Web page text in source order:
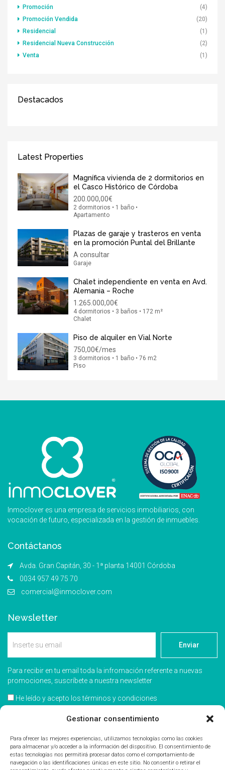
Gestionar consentimiento
Para ofrecer las mejores experiencias, utilizamos tecnologías como las cookies
para almacenar y/o acceder a la información del dispositivo. El consentimiento de
estas tecnologías nos permitirá procesar datos como el comportamiento de
navegación o las identificaciones únicas en este sitio. No consentir o retirar el
Promoción
(4)
Promoción Vendida
(20)
Residencial
(1)
Residencial Nueva Construcción
(2)
Venta
(1)
Destacados
Latest Properties
Magnífica vivienda de 2 dormitorios en
el Casco Histórico de Córdoba
200.000,00€
2 dormitorios • 1 baño •
Apartamento
Plazas de garaje y trasteros en venta
en la promoción Puntal del Brillante
A consultar
Garaje
Chalet independiente en venta en Avd.
Alemania – Roche
1.265.000,00€
4 dormitorios • 3 baños • 172 m²
Chalet
Piso de alquiler en Vial Norte
750,00€/mes
3 dormitorios • 1 baño • 76 m2
Piso
Inmoclover es una empresa de servicios inmobiliarios, con
vocación de futuro, especializada en la gestión de inmuebles.
Contáctanos
Avda. Gran Capitán, 30 - 1ª planta 14001 Córdoba
0034 957 49 75 70
comercial@inmoclover.com
Newsletter
Enviar
Para recibir en tu email toda la infromación referente a nuevas
promociones, suscríbete a nuestra newsletter
He leído y acepto los términos y condiciones
Acepto recibir información comercial